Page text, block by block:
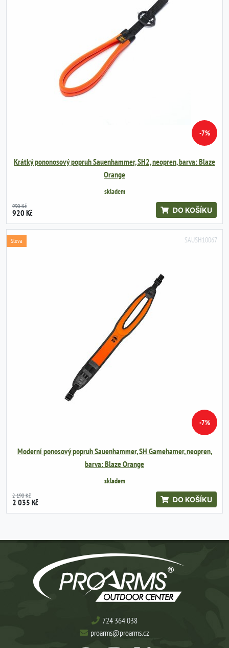
-7%
Krátký pononosový popruh Sauenhammer, SH2, neopren, barva: Blaze
Orange
skladem
990 Kč
920 Kč DO KOŠÍKU
SAUSH10067
Sleva
-7%
Moderní ponosový popruh Sauenhammer, SH Gamehamer, neopren,
barva: Blaze Orange
skladem
2 190 Kč
2 035 Kč DO KOŠÍKU
724 364 038
proarms@proarms.cz